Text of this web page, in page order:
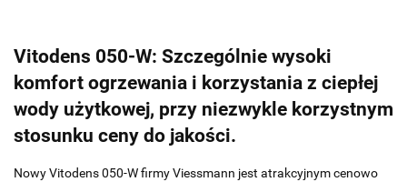
Vitodens 050-W: Szczególnie wysoki
komfort ogrzewania i korzystania z ciepłej
wody użytkowej, przy niezwykle korzystnym
stosunku ceny do jakości.
Nowy Vitodens 050-W firmy Viessmann jest atrakcyjnym cenowo